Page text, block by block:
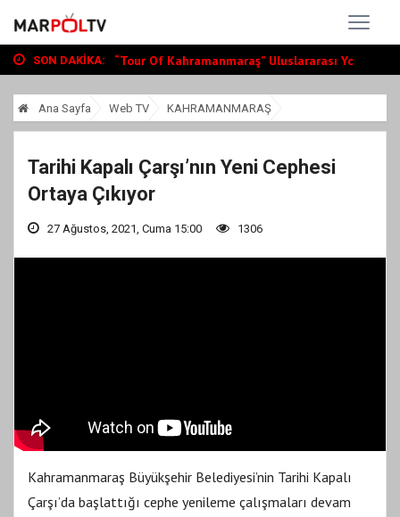
SON DAKIKA:
Bin Öğrenciye Ücretsiz LGS ve YKS Kursu...
“Tour Of Kahramanmaraş” Uluslararası Yol...
Ana Sayfa Web TV KAHRAMANMARAŞ
Tarihi Kapalı Çarşı’nın Yeni Cephesi
Ortaya Çıkıyor
27 Ağustos, 2021, Cuma 15:00 1306
Kahramanmaraş Büyükşehir Belediyesi’nin Tarihi Kapalı
Çarşı’da başlattığı cephe yenileme çalışmaları devam